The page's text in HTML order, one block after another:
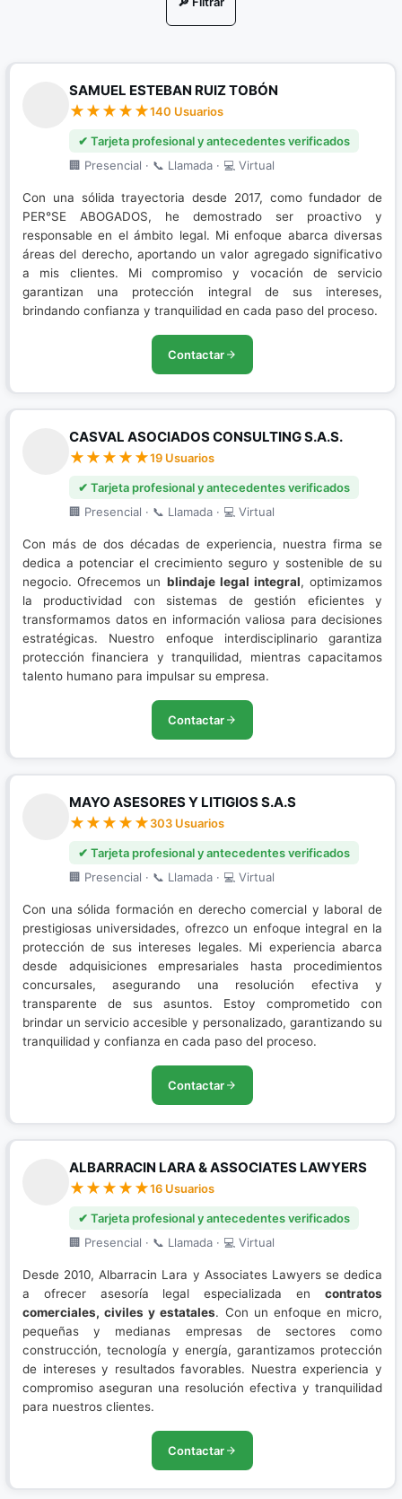
Porte Ilegal de Armas
Restitución de Tierras
Sistema Penal Acusatorio
SAMUEL ESTEBAN RUIZ TOBÓN
140 Usuarios
✔ Tarjeta profesional y antecedentes verificados
🏢 Presencial · 📞 Llamada · 💻 Virtual
Con una sólida trayectoria desde 2017, como fundador de
PER°SE ABOGADOS, he demostrado ser proactivo y
responsable en el ámbito legal. Mi enfoque abarca diversas
áreas del derecho, aportando un valor agregado significativo
a mis clientes. Mi compromiso y vocación de servicio
garantizan una protección integral de sus intereses,
brindando confianza y tranquilidad en cada paso del proceso.
Contactar
CASVAL ASOCIADOS CONSULTING S.A.S.
19 Usuarios
✔ Tarjeta profesional y antecedentes verificados
🏢 Presencial · 📞 Llamada · 💻 Virtual
Con más de dos décadas de experiencia, nuestra firma se
dedica a potenciar el crecimiento seguro y sostenible de su
negocio. Ofrecemos un blindaje legal integral, optimizamos
la productividad con sistemas de gestión eficientes y
transformamos datos en información valiosa para decisiones
estratégicas. Nuestro enfoque interdisciplinario garantiza
protección financiera y tranquilidad, mientras capacitamos
talento humano para impulsar su empresa.
Contactar
MAYO ASESORES Y LITIGIOS S.A.S
303 Usuarios
✔ Tarjeta profesional y antecedentes verificados
🏢 Presencial · 📞 Llamada · 💻 Virtual
Con una sólida formación en derecho comercial y laboral de
prestigiosas universidades, ofrezco un enfoque integral en la
protección de sus intereses legales. Mi experiencia abarca
desde adquisiciones empresariales hasta procedimientos
concursales, asegurando una resolución efectiva y
transparente de sus asuntos. Estoy comprometido con
brindar un servicio accesible y personalizado, garantizando su
tranquilidad y confianza en cada paso del proceso.
Contactar
ALBARRACIN LARA & ASSOCIATES LAWYERS
16 Usuarios
✔ Tarjeta profesional y antecedentes verificados
🏢 Presencial · 📞 Llamada · 💻 Virtual
Desde 2010, Albarracin Lara y Associates Lawyers se dedica
a ofrecer asesoría legal especializada en contratos
comerciales, civiles y estatales. Con un enfoque en micro,
pequeñas y medianas empresas de sectores como
construcción, tecnología y energía, garantizamos protección
de intereses y resultados favorables. Nuestra experiencia y
compromiso aseguran una resolución efectiva y tranquilidad
para nuestros clientes.
Contactar